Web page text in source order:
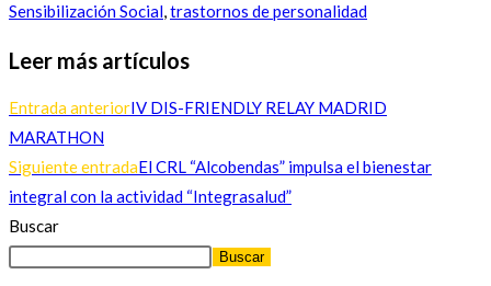
Sensibilización Social,trastornos de personalidad
Leer más artículos
Entrada anteriorIV DIS-FRIENDLY RELAY MADRID
MARATHON
Siguiente entradaEl CRL “Alcobendas” impulsa el bienestar
integral con la actividad “Integrasalud”
Buscar
Buscar